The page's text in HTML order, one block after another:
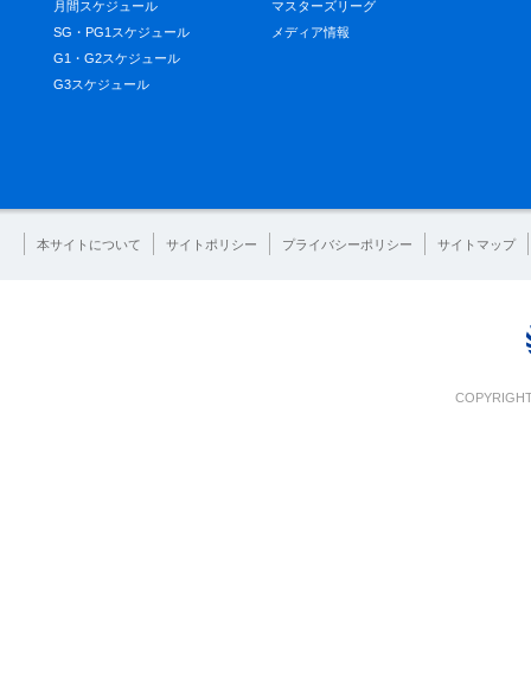
月間スケジュール
SG・PG1スケジュール
G1・G2スケジュール
G3スケジュール
マスターズリーグ
メディア情報
本サイトについて サイトポリシー プライバシーポリシー サイトマップ